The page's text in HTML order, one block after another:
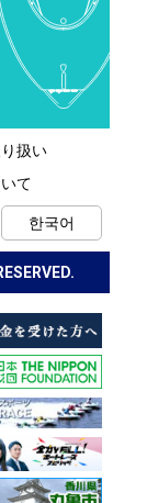
扱い
て
한국어